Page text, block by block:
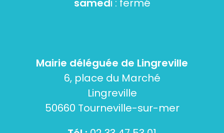
samedi : fermé
Mairie déléguée de Lingreville
6, place du Marché
Lingreville
50660 Tourneville-sur-mer